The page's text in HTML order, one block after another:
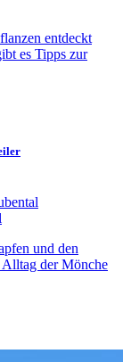
entdeckt
es Tipps zur
und den
Alltag der Mönche